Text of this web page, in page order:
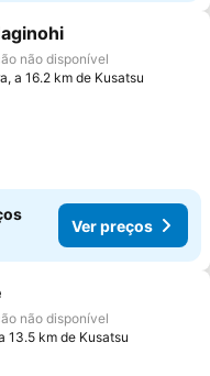
aos favoritos
não disponível
a 16.2 km de Kusatsu
Ver preços
aos favoritos
não disponível
13.5 km de Kusatsu